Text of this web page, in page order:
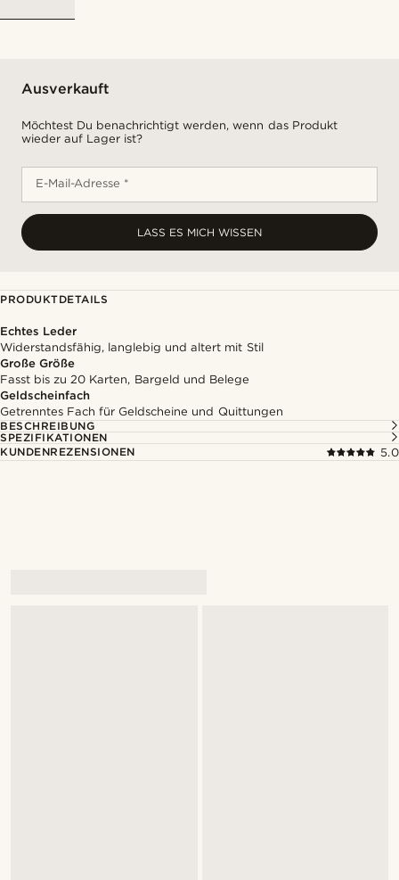
Ausverkauft
Möchtest Du benachrichtigt werden, wenn das Produkt
wieder auf Lager ist?
E-Mail-Adresse *
LASS ES MICH WISSEN
PRODUKTDETAILS
Echtes Leder
Widerstandsfähig, langlebig und altert mit Stil
Große Größe
Fasst bis zu 20 Karten, Bargeld und Belege
Geldscheinfach
Getrenntes Fach für Geldscheine und Quittungen
BESCHREIBUNG
SPEZIFIKATIONEN
KUNDENREZENSIONEN
5.0